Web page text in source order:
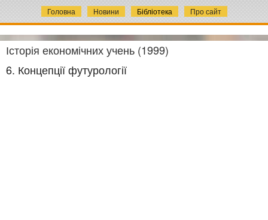
Головна Новини Бібліотека Про сайт
Історія економічних учень (1999)
6. Концепції футурології